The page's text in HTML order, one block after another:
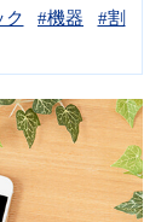
ク #機器
#割